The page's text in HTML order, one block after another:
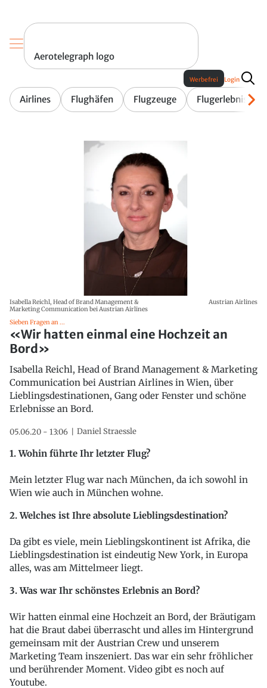
Aerotelegraph logo
Airlines Flughäfen Flugzeuge Flugerlebnis
Werbefrei Login
Isabella Reichl, Head of Brand Management &
Marketing Communication bei Austrian Airlines
Austrian Airlines
Sieben Fragen an ...
«Wir hatten einmal eine Hochzeit an
Bord»
Isabella Reichl, Head of Brand Management & Marketing
Communication bei Austrian Airlines in Wien, über
Lieblingsdestinationen, Gang oder Fenster und schöne
Erlebnisse an Bord.
05.06.20 - 13:06 Daniel Straessle
1. Wohin führte Ihr letzter Flug?
Mein letzter Flug war nach München, da ich sowohl in
Wien wie auch in München wohne.
2. Welches ist Ihre absolute Lieblingsdestination?
Da gibt es viele, mein Lieblingskontinent ist Afrika, die
Lieblingsdestination ist eindeutig New York, in Europa
alles, was am Mittelmeer liegt.
3. Was war Ihr schönstes Erlebnis an Bord?
Wir hatten einmal eine Hochzeit an Bord, der Bräutigam
hat die Braut dabei überrascht und alles im Hintergrund
gemeinsam mit der Austrian Crew und unserem
Marketing Team inszeniert. Das war ein sehr fröhlicher
und berührender Moment. Video gibt es noch auf
Youtube.